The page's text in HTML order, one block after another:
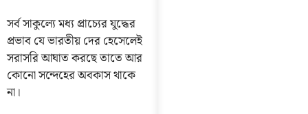
সর্ব সাকুল্যে মধ্য প্রাচ্যের যুদ্ধের
প্রভাব যে ভারতীয় দের হেসেলেই
সরাসরি আঘাত করছে তাতে আর
কোনো সন্দেহের অবকাস থাকে
না।